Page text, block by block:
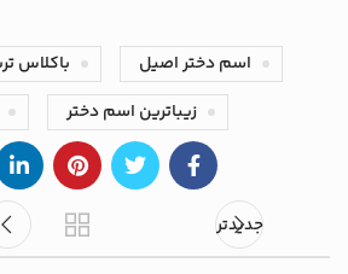
اسم دختر اصیل
باکلاس
زیباترین اسم دختر
جدیدتر